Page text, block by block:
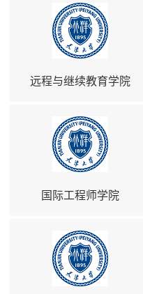
远程与继续教育学院
国际工程师学院